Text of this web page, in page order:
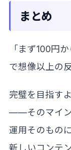
まとめ
「まず100円
で想像以上の
完璧を目指す
——そのマイン
運用そのもの
新しいコンテ